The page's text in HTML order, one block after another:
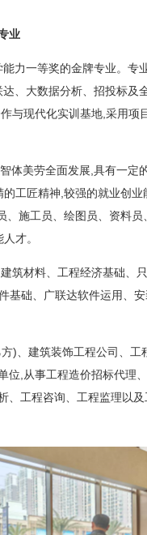
业
力一等奖的金牌专业。专
、大数据分析、招投标及
与现代化实训基地,采用项
体美劳全面发展,具有一定
工匠精神,较强的就业创
施工员、绘图员、资料
才。
建筑材料、工程经济基础、
础、广联达软件运用、
、建筑装饰工程公司、工
,从事工程造价招标代理
工程咨询、工程监理以